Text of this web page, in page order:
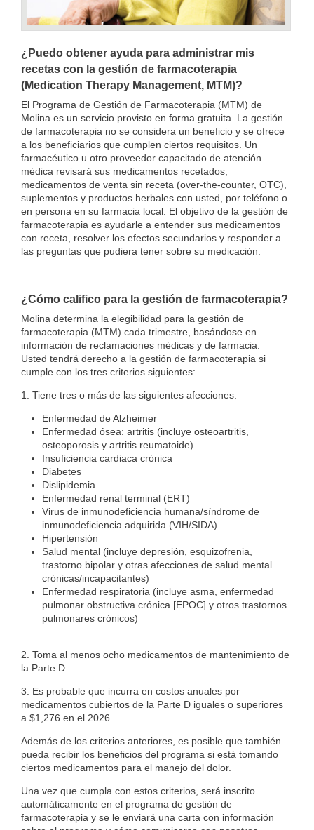
¿Puedo obtener ayuda para administrar mis
recetas con la gestión de farmacoterapia
(Medication Therapy Management, MTM)?
El Programa de Gestión de Farmacoterapia (MTM) de
Molina es un servicio provisto en forma gratuita. La gestión
de farmacoterapia no se considera un beneficio y se ofrece
a los beneficiarios que cumplen ciertos requisitos. Un
farmacéutico u otro proveedor capacitado de atención
médica revisará sus medicamentos recetados,
medicamentos de venta sin receta (over-the-counter, OTC),
suplementos y productos herbales con usted, por teléfono o
en persona en su farmacia local. El objetivo de la gestión de
farmacoterapia es ayudarle a entender sus medicamentos
con receta, resolver los efectos secundarios y responder a
las preguntas que pudiera tener sobre su medicación.
¿Cómo califico para la gestión de farmacoterapia?
Molina determina la elegibilidad para la gestión de
farmacoterapia (MTM) cada trimestre, basándose en
información de reclamaciones médicas y de farmacia.
Usted tendrá derecho a la gestión de farmacoterapia si
cumple con los tres criterios siguientes:
1. Tiene tres o más de las siguientes afecciones:
Enfermedad de Alzheimer
Enfermedad ósea: artritis (incluye osteoartritis,
osteoporosis y artritis reumatoide)
Insuficiencia cardiaca crónica
Diabetes
Dislipidemia
Enfermedad renal terminal (ERT)
Virus de inmunodeficiencia humana/síndrome de
inmunodeficiencia adquirida (VIH/SIDA)
Hipertensión
Salud mental (incluye depresión, esquizofrenia,
trastorno bipolar y otras afecciones de salud mental
crónicas/incapacitantes)
Enfermedad respiratoria (incluye asma, enfermedad
pulmonar obstructiva crónica [EPOC] y otros trastornos
pulmonares crónicos)
2. Toma al menos ocho medicamentos de mantenimiento de
la Parte D
3. Es probable que incurra en costos anuales por
medicamentos cubiertos de la Parte D iguales o superiores
a $1,276 en el 2026
Además de los criterios anteriores, es posible que también
pueda recibir los beneficios del programa si está tomando
ciertos medicamentos para el manejo del dolor.
Una vez que cumpla con estos criterios, será inscrito
automáticamente en el programa de gestión de
farmacoterapia y se le enviará una carta con información